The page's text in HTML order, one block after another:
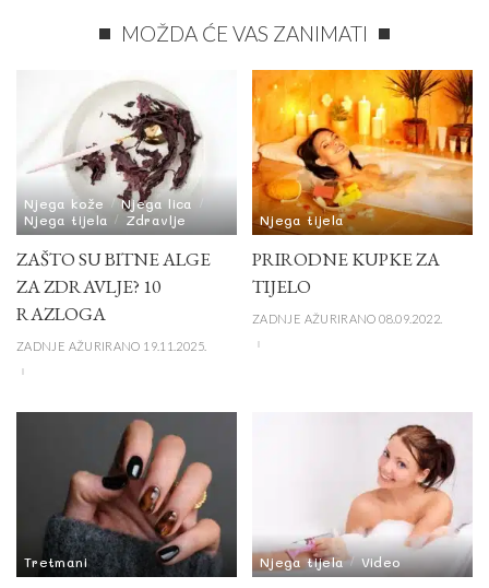
MOŽDA ĆE VAS ZANIMATI
Njega kože
Njega lica
Njega tijela
Zdravlje
ZAŠTO SU BITNE ALGE
ZA ZDRAVLJE? 10
RAZLOGA
ZADNJE AŽURIRANO 19.11.2025.
Njega tijela
PRIRODNE KUPKE ZA
TIJELO
ZADNJE AŽURIRANO 08.09.2022.
Tretmani Njega tijela Video